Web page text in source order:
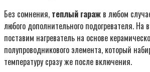
Без сомнения, теплый гараж в любом
любого дополнительного подогревателя. На
поставим нагреватель на основе
полупроводникового элемента, который
температуру сразу же после включения.